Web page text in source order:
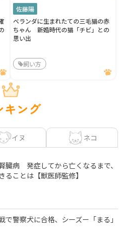
佐藤陽
ベランダに生まれたての三毛猫の赤
ちゃん 新婚時代の猫「チビ」との
思い出
飼い方
キング
イヌ ネコ
臓病 発症してから亡くなるまで、
ることは【獣医師監修】
で警察犬に合格、シーズー「まる」